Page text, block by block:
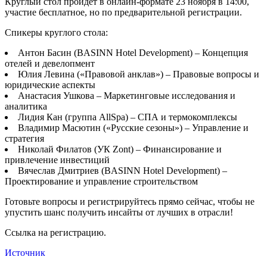
участие бесплатное, но по предварительной регистрации.
Спикеры круглого стола:
Антон Басин (BASINN Hotel Development) – Концепция
отелей и девелопмент
Юлия Левина («Правовой анклав») – Правовые вопросы и
юридические аспекты
Анастасия Ушкова – Маркетинговые исследования и
аналитика
Лидия Кан (группа AllSpa) – СПА и термокомплексы
Владимир Масютин («Русские сезоны») – Управление и
стратегия
Николай Филатов (УК Zont) – Финансирование и
привлечение инвестиций
Вячеслав Дмитриев (BASINN Hotel Development) –
Проектирование и управление строительством
Готовьте вопросы и регистрируйтесь прямо сейчас, чтобы не
упустить шанс получить инсайты от лучших в отрасли!
Ссылка на регистрацию.
Источник